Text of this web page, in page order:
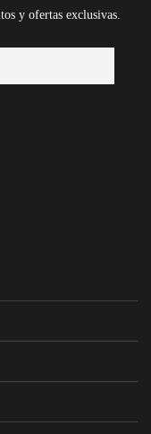
y ofertas exclusivas.